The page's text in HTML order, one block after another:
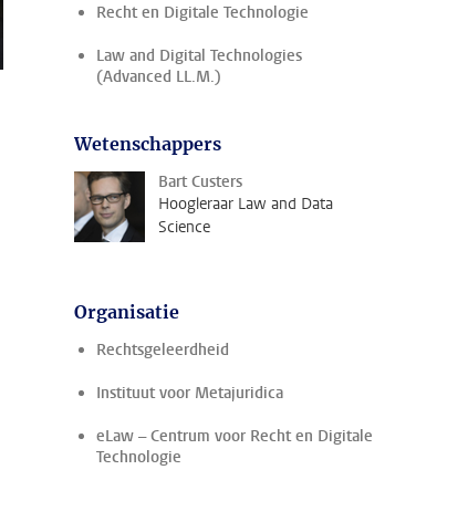
Recht en Digitale Technologie
Law and Digital Technologies
(Advanced LL.M.)
Wetenschappers
Bart Custers
Hoogleraar Law and Data
Science
Organisatie
Rechtsgeleerdheid
Instituut voor Metajuridica
eLaw – Centrum voor Recht en Digitale
Technologie